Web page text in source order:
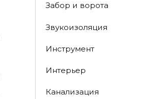
Забор и ворота
Звукоизоляция
Инструмент
Интерьер
Канализация